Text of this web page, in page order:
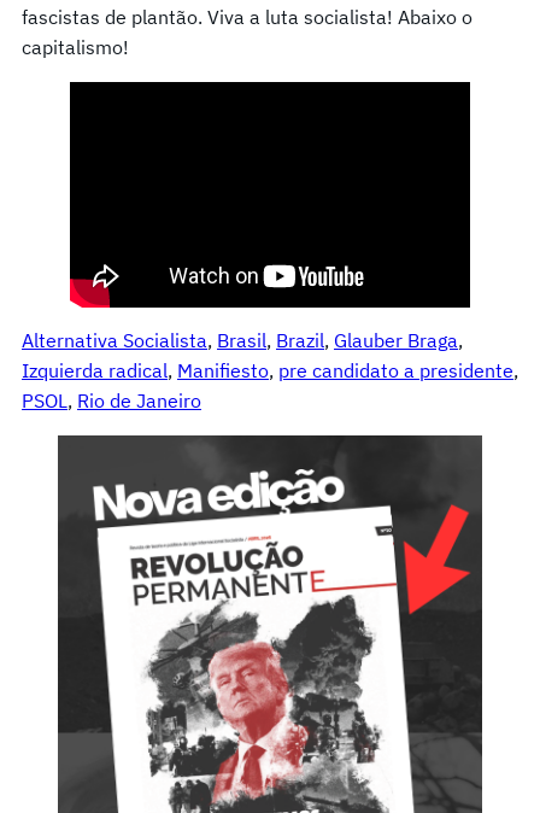
fascistas de plantão. Viva a luta socialista! Abaixo o
capitalismo!
Alternativa Socialista, Brasil, Brazil, Glauber Braga
Izquierda radical, Manifiesto, pre candidato a presidente
PSOL, Rio de Janeiro